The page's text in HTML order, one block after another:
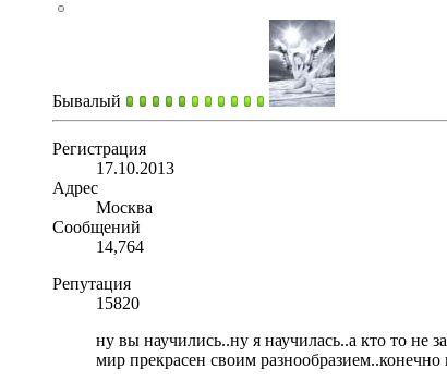
Бывалый
Регистрация
17.10.2013
Адрес
Москва
Сообщений
14,764
Репутация
15820
ну вы научились..ну я научилась..а кто то не
мир прекрасен своим разнообразием..конечно